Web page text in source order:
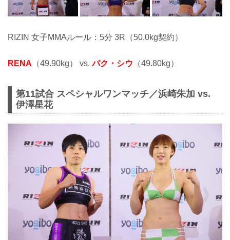
RIZIN 女子MMAルール：5分 3R（50.0kg契約）
RENA （49.90kg） vs.パク・シウ （49.80kg）
第11試合 スペシャルワンマッチ／浜崎朱加 vs.
伊澤星花